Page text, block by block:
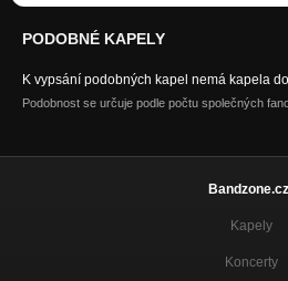
PODOBNÉ KAPELY
K vypsání podobných kapel nemá kapela
Podobnost se určuje podle počtu společných
Bandzone.cz
Kapely
Koncerty